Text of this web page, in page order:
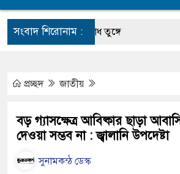
সংবাদ শিরোনাম :
অভ্যন্তরীণ বিরোধ তুঙ্গে
বক্তব্য ভারত সমর্থন করে না : জয়সওয়াল
সহযোগিতায় দিরাই-শাল্লার উন্নয়ন করতে চাই :
প্রচ্ছদ জাতীয়
বড় গ্যাসক্ষেত্র আবিষ্কার ছাড়া
দেওয়া সম্ভব না : জ্বালানি উপদেষ্টা
সুনামকন্ঠ ডেস্ক